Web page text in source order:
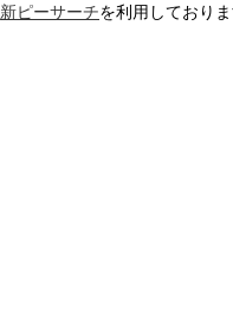
新ピーサーチを利用しており